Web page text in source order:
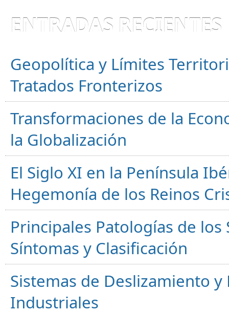
ENTRADAS RECIENTES
Geopolítica y Límites
Tratados Fronterizos
Transformaciones de la
la Globalización
El Siglo XI en la Península
Hegemonía de los Reinos
Principales Patologías de
Síntomas y Clasificación
Sistemas de Deslizamiento
Industriales